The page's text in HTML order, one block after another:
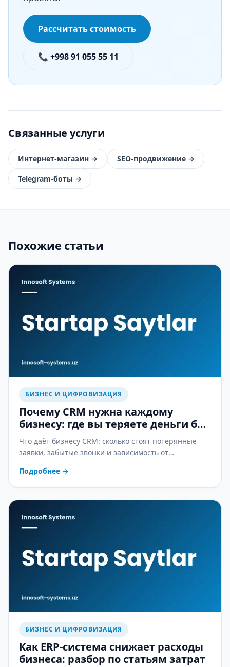
Рассчитать стоимость
📞 +998 91 055 55 11
Связанные услуги
Интернет-магазин → SEO-продвижение →
Telegram-боты →
Похожие статьи
БИЗНЕС И ЦИФРОВИЗАЦИЯ
Почему CRM нужна каждому
бизнесу: где вы теряете деньги без
неё
Что даёт бизнесу CRM: сколько стоят потерянные
заявки, забытые звонки и зависимость от
Подробнее →
БИЗНЕС И ЦИФРОВИЗАЦИЯ
Как ERP-система снижает расходы
бизнеса: разбор по статьям затрат